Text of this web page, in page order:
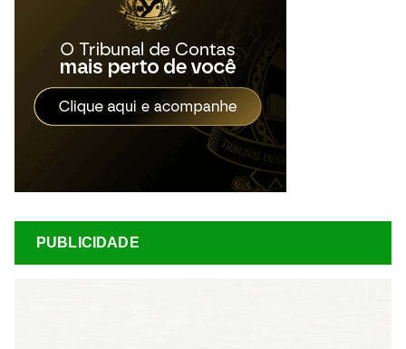
PUBLICIDADE